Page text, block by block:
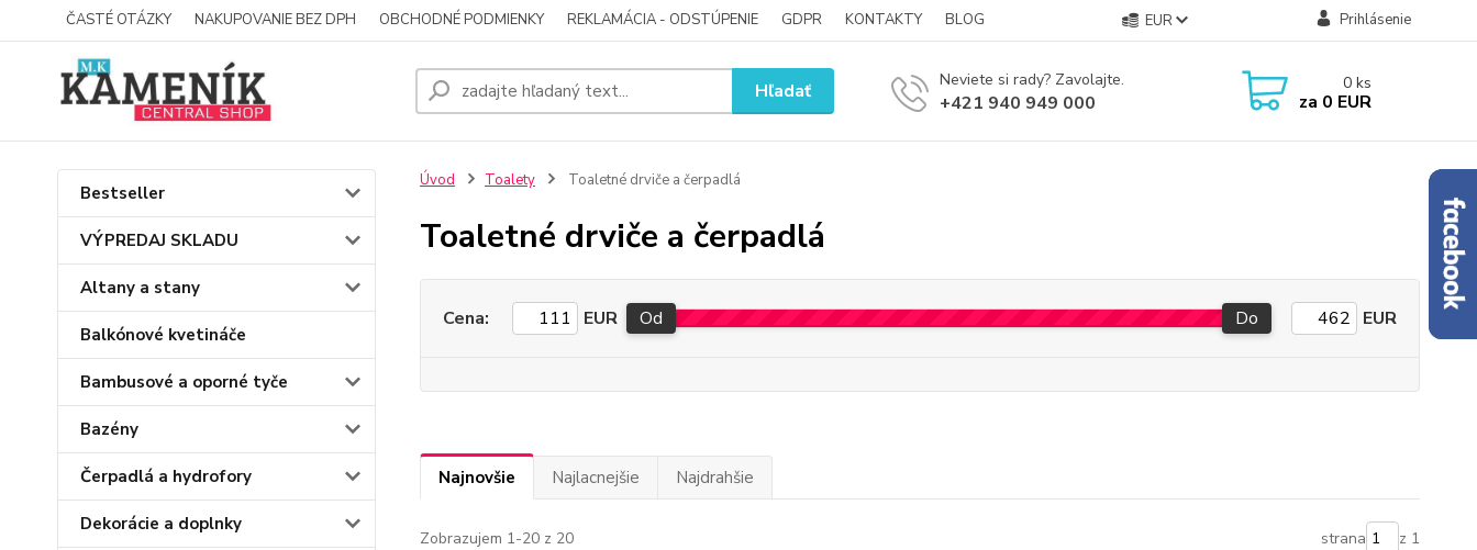
ČASTÉ OTÁZKY NAKUPOVANIE BEZ DPH OBCHODNÉ PODMIENKY REKLAMÁCIA - ODSTÚPENIE GDPR KONTAKTY BLOG EUR Prihlásenie
Hľadať Neviete si rady? Zavolajte.
+421 940 949 000
0 ks
za 0 EUR
Bestseller
VÝPREDAJ SKLADU
Altany a stany
Balkónové kvetináče
Bambusové a oporné tyče
Bazény
Čerpadlá a hydrofory
Dekorácie a doplnky
Úvod Toalety Toaletné drviče a čerpadlá
Toaletné drviče a čerpadlá
Cena: EUR Od Do EUR
Najnovšie Najlacnejšie Najdrahšie
Zobrazujem 1-20 z 20 strana z 1